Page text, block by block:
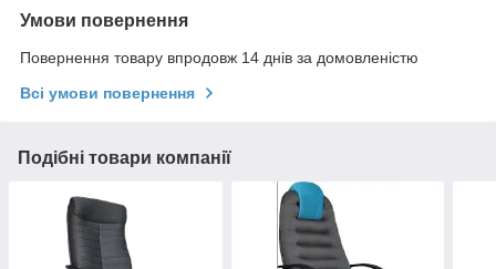
Умови повернення
Повернення товару впродовж 14 днів за домовленістю
Всі умови повернення
Подібні товари компанії